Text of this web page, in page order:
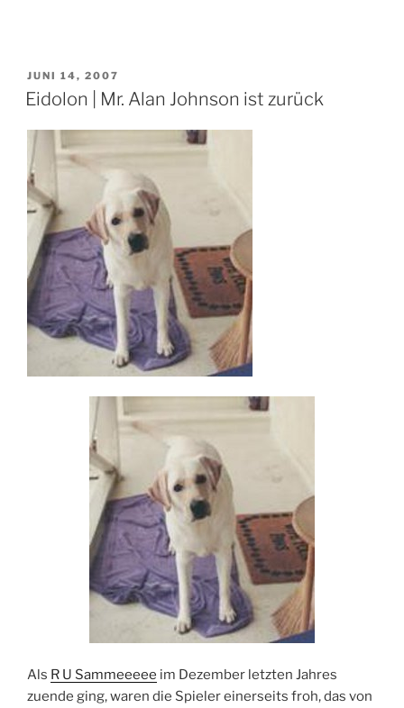
VERÖFFENTLICHT
AM
JUNI 14, 2007
Eidolon | Mr. Alan Johnson ist zurück
Als R U Sammeeeee im Dezember letzten Jahres
zuende ging, waren die Spieler einerseits froh, das von